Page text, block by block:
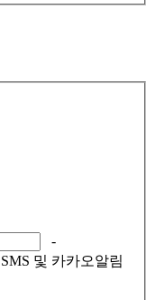
-
SMS 및 카카오알림